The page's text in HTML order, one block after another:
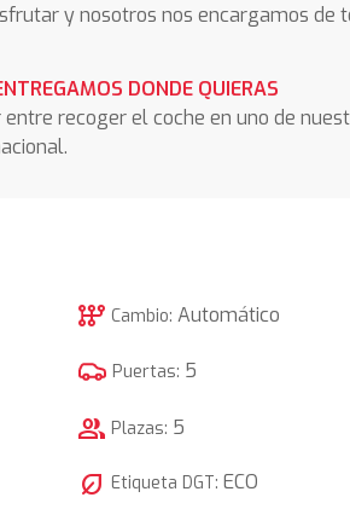
y nosotros nos encargamos de
DONDE QUIERAS
recoger el coche en uno de
auto_transmission Cambio:Automático
Puertas: 5
group Plazas: 5
nest_eco_leaf Etiqueta DGT:ECO